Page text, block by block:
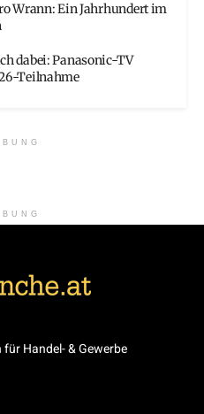
Wrann: Ein Jahrhundert im
dabei: Panasonic-TV
Teilnahme
Handel- & Gewerbe